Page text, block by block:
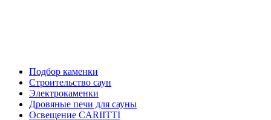
Подбор каменки
Строительство саун
Электрокаменки
Дровяные печи для сауны
Освещение CARIITTI